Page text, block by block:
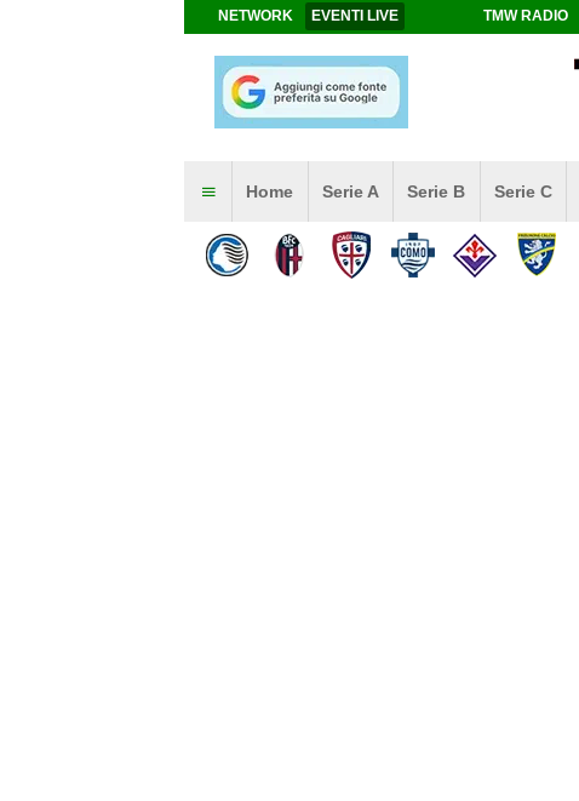
NETWORK EVENTI LIVE TMW RADIO
Home Serie A Serie B Serie C